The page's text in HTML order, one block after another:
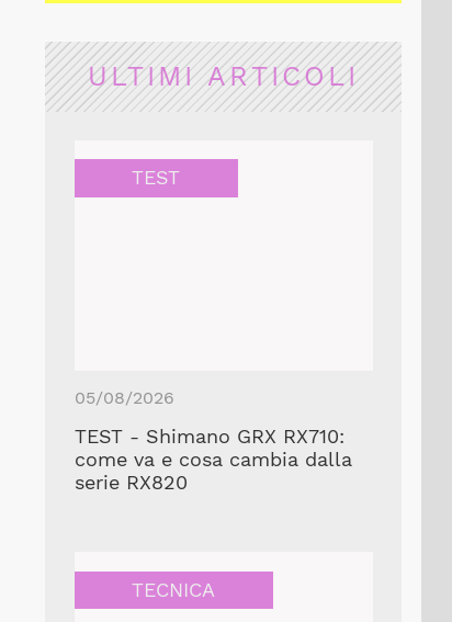
ULTIMI ARTICOLI
TEST
05/08/2026
TEST - Shimano GRX RX710:
come va e cosa cambia dalla
serie RX820
TECNICA